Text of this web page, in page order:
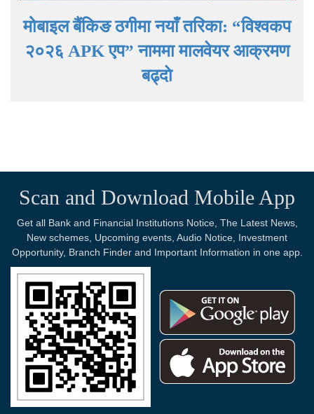
मोबाइल बैंकिङ ठगीमा नयाँ तरिका: “विश्वकप
२०२६ APK एप” नाममा मालवेयर आक्रमण
बढ्दाे
Scan and Download Mobile App
Get all Bank and Financial Institutions Notice, The Latest News,
New schemes, Upcoming events, Audio Notice, Investment
Opportunity, Branch Finder and Important Information in one app.